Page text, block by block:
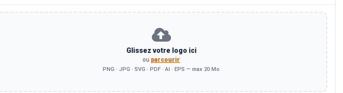
Glissez votre logo ici
ou parcourir
PNG · JPG · SVG · PDF · AI · EPS — max 20 Mo